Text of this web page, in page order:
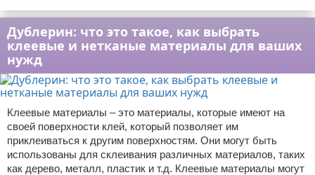
Дублерин: что это такое, как выбрать
клеевые и нетканые материалы для ваших
нужд
Клеевые материалы – это материалы, которые имеют на
своей поверхности клей, который позволяет им
приклеиваться к другим поверхностям. Они могут быть
использованы для склеивания различных материалов, таких
как дерево, металл, пластик и т.д. Клеевые материалы могут